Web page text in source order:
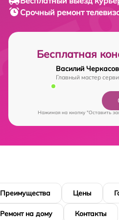
Срочный ремонт
Бесплатная
Василий Черкасов
Главный мастер
Нажимая на кнопку "Оставить
Преимущества Цены
Ремонт на дому Контакты